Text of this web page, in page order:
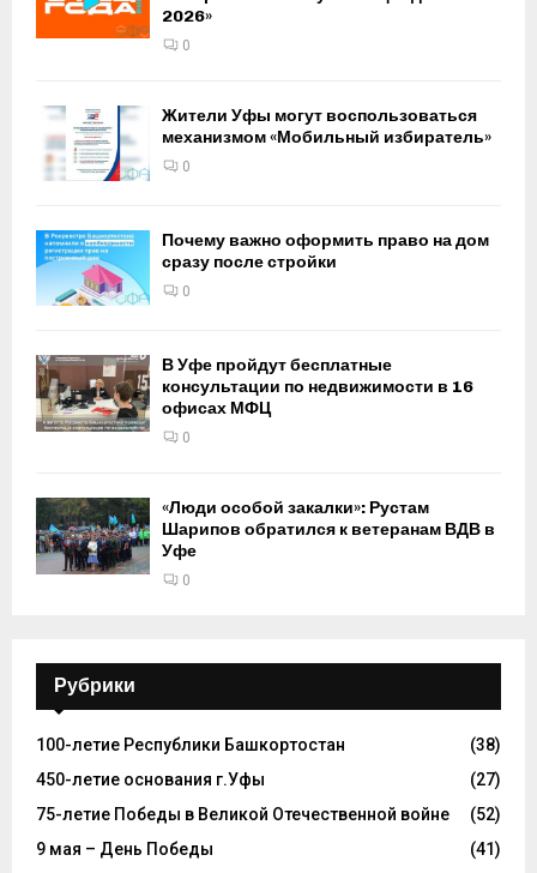
2026»
0
Жители Уфы могут воспользоваться
механизмом «Мобильный избиратель»
0
Почему важно оформить право на дом
сразу после стройки
0
В Уфе пройдут бесплатные
консультации по недвижимости в 16
офисах МФЦ
0
«Люди особой закалки»: Рустам
Шарипов обратился к ветеранам ВДВ в
Уфе
0
Рубрики
100-летие Республики Башкортостан
(38)
450-летие основания г.Уфы
(27)
75-летие Победы в Великой Отечественной войне
(52)
9 мая – День Победы
(41)